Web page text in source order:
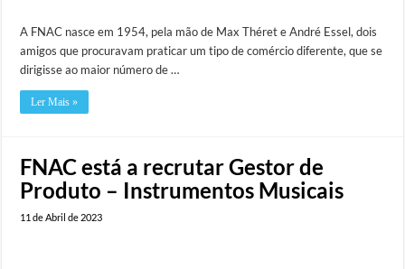
A FNAC nasce em 1954, pela mão de Max Théret e André Essel, dois
amigos que procuravam praticar um tipo de comércio diferente, que se
dirigisse ao maior número de …
Ler Mais »
FNAC está a recrutar Gestor de
Produto – Instrumentos Musicais
11 de Abril de 2023